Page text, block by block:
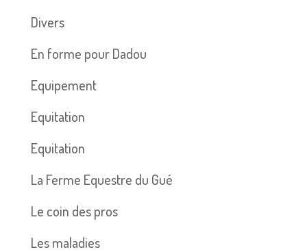
Divers
En forme pour Dadou
Equipement
Equitation
Equitation
La Ferme Equestre du Gué
Le coin des pros
Les maladies